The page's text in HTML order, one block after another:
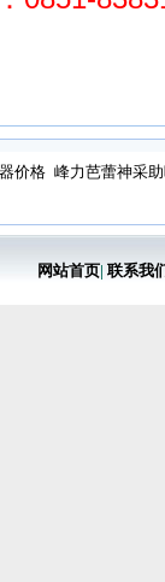
价格 峰力芭蕾神采
网站首页| 联系我